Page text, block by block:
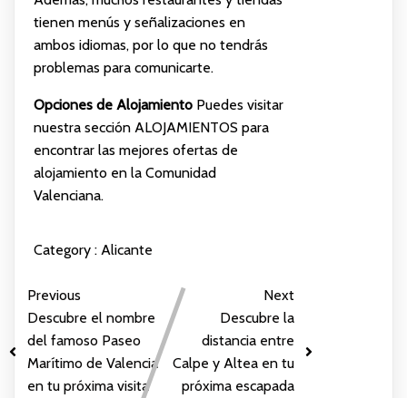
tienen menús y señalizaciones en
ambos idiomas, por lo que no tendrás
problemas para comunicarte.
Opciones de AlojamientoPuedes visitar
nuestra sección ALOJAMIENTOS para
encontrar las mejores ofertas de
alojamiento en la Comunidad
Valenciana.
Category : Alicante
Previous
Descubre el nombre
del famoso Paseo
Marítimo de Valencia
en tu próxima visita
Next
Descubre la
distancia entre
Calpe y Altea en tu
próxima escapada